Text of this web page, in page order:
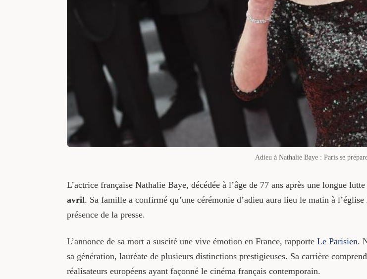
Adieu à Nathalie Baye : Paris se
L’actrice française Nathalie Baye, décédée à l’âge de 77 ans après une longue
avril. Sa famille a confirmé qu’une cérémonie d’adieu aura lieu le matin à l’église
présence de la presse.
L’annonce de sa mort a suscité une vive émotion en France, rapporte Le Parisien.
sa génération, lauréate de plusieurs distinctions prestigieuses. Sa carrière
réalisateurs européens ayant façonné le cinéma français contemporain.